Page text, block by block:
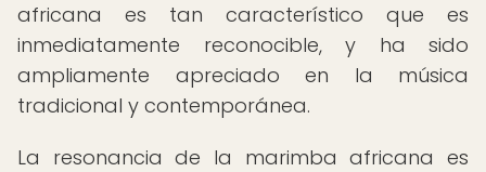
africana es tan característico que es
inmediatamente reconocible, y ha sido
ampliamente apreciado en la música
tradicional y contemporánea.
La resonancia de la marimba africana es